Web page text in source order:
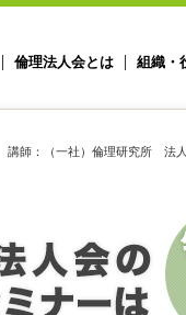
倫理法人会とは 組織・
師：（一社）倫理研究所 法